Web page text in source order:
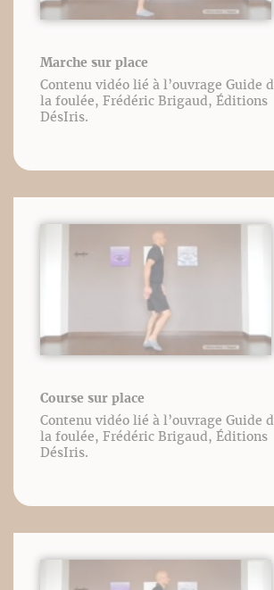
Marche sur place
Contenu vidéo lié à l’ouvrage Guide
la foulée, Frédéric Brigaud, Éditions
DésIris.
Course sur place
Contenu vidéo lié à l’ouvrage Guide
la foulée, Frédéric Brigaud, Éditions
DésIris.